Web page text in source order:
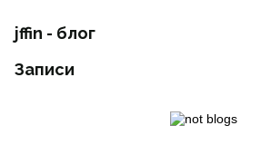
jffin - блог
Записи